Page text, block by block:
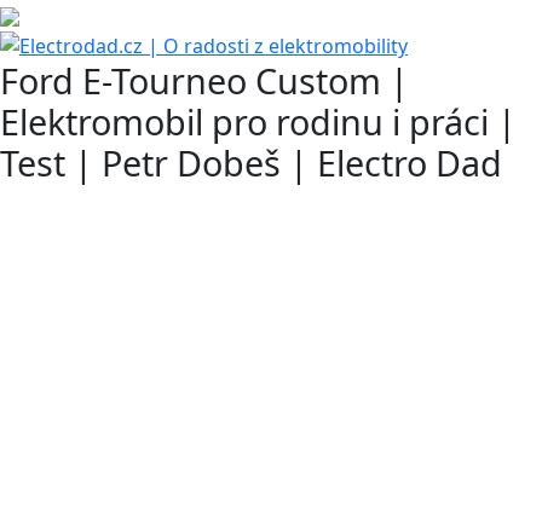
Ford E-Tourneo Custom |
Elektromobil pro rodinu i práci |
Test | Petr Dobeš | Electro Dad